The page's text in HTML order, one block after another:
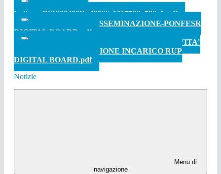
Lettera_BSIS00400R_28966_1067592_786_1.pdf
SCARICA FILE DISSEMINAZIONE-PONFESR
DIGITAL BOARD.pdf
SCARICA FILE DECRETO AVVIO ATTIVITA'
PROGETTO E ASSUNZIONE INCARICO RUP
DIGITAL BOARD.pdf
Notizie
Menu di
navigazione